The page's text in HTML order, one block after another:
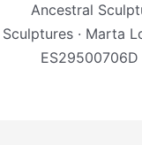
Ancestral
Sculptures · Marta